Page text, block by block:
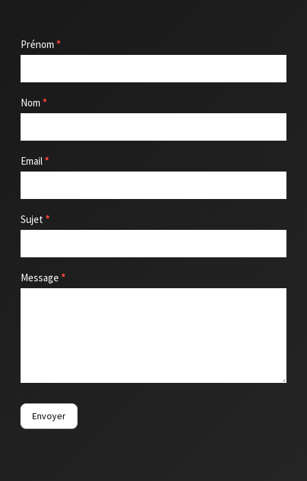
contact
Prénom *
Nom *
Email *
Sujet *
Message *
Envoyer